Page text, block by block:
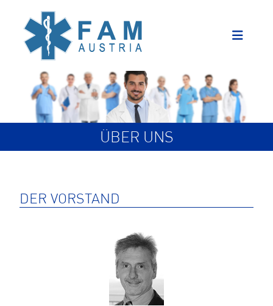
ÜBER UNS
DER VORSTAND